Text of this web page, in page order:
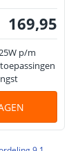
169,95
p/m